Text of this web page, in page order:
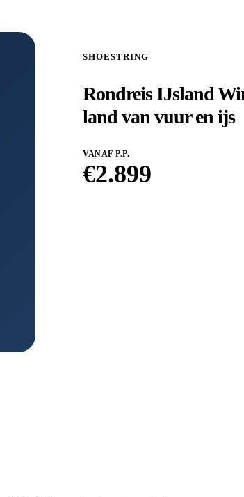
SHOESTRING
Rondreis IJsland
land van vuur en ijs
VANAF P.P.
€2.899